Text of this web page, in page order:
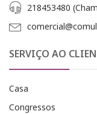
218453480
SERVIÇO AO
Casa
Congressos